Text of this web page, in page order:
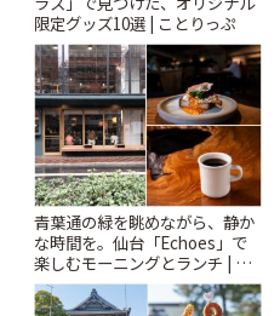
限定グッズ10選 | ことりっぷ
青葉通の緑を眺めながら、静か
な時間を。仙台「Echoes」で
楽しむモーニングとランチ | こ
とりっぷ